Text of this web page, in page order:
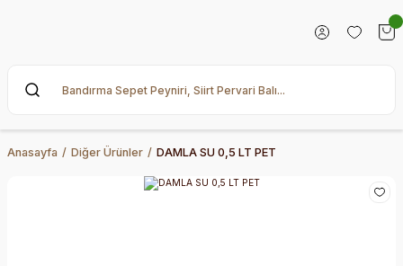
Anasayfa Diğer Ürünler DAMLA SU 0,5 LT PET